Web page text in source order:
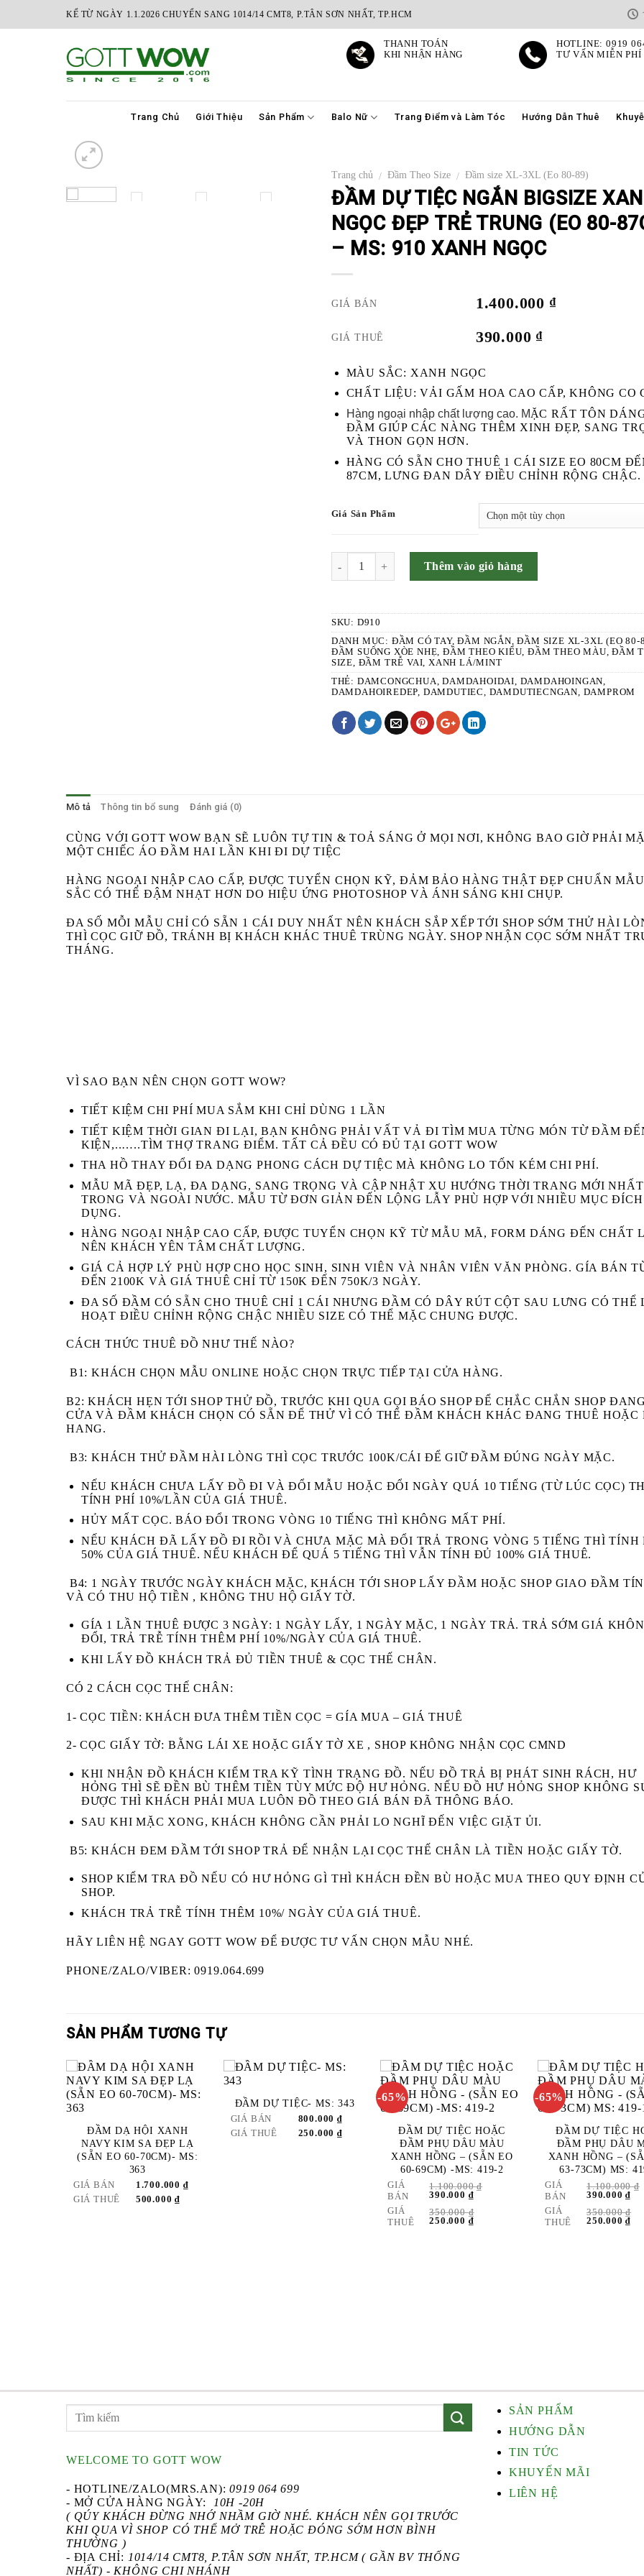
to
KỂ TỪ NGÀY 1.1.2026 CHUYỂN SANG 1014/14 CMT8, P.TÂN SƠN NHẤT, TP.HCM
THANH TOÁN
KHI NHẬN HÀNG
HOTLINE: 0919
TƯ VẤN MIỄN PHÍ
Trang Chủ Giới Thiệu Sản Phẩm Balo Nữ Trang Điểm và Làm Tóc Hướng Dẫn Thuê
Trang chủ / Đầm Theo Size / Đầm size XL-3XL (Eo 80-89)
ĐẦM DỰ TIỆC NGẮN BIGSIZE
NGỌC ĐẸP TRẺ TRUNG (EO 80-
– MS: 910 XANH NGỌC
GIÁ BÁN 1.400.000 ₫
GIÁ THUÊ 390.000₫
MÀU SẮC: XANH NGỌC
CHẤT LIỆU: VẢI GẤM HOA CAO CẤP, KHÔNG CO
Hàng ngoại nhập chất lượng cao. MẶC RẤT TÔN
ĐẦM GIÚP CÁC NÀNG THÊM XINH ĐẸP, SANG
VÀ THON GỌN HƠN.
HÀNG CÓ SẴN CHO THUÊ 1 CÁI SIZE EO 80CM
87CM, LƯNG ĐAN DÂY ĐIỀU CHỈNH RỘNG CHẬC.
Giá Sản Phẩm
Thêm vào giỏ hàng
SKU: D910
DANH MỤC: ĐẦM CÓ TAY,ĐẦM NGẮN,ĐẦM SIZE XL-3XL (EO 80-
ĐẦM SUÔNG XÒE NHẸ, ĐẦM THEO KIỂU, ĐẦM THEO MÀU,ĐẦM
SIZE, ĐẦM TRỄ VAI, XANH LÁ/MINT
THẺ: DAMCONGCHUA,DAMDAHOIDAI, DAMDAHOINGAN,
DAMDAHOIREDEP, DAMDUTIEC, DAMDUTIECNGAN, DAMPROM
Mô tả Thông tin bổ sung Đánh giá (0)
CÙNG VỚI GOTT WOW BẠN SẼ LUÔN TỰ TIN & TOẢ SÁNG Ở MỌI NƠI, KHÔNG BAO GIỜ PHẢI
MỘT CHIẾC ÁO ĐẦM HAI LẦN KHI ĐI DỰ TIỆC
HÀNG NGOẠI NHẬP CAO CẤP, ĐƯỢC TUYỂN CHỌN KỸ, ĐẢM BẢO HÀNG THẬT ĐẸP CHUẨN
SẮC CÓ THỂ ĐẬM NHẠT HƠN DO HIỆU ỨNG PHOTOSHOP VÀ ÁNH SÁNG KHI CHỤP.
ĐA SỐ MỖI MẪU CHỈ CÓ SẴN 1 CÁI DUY NHẤT NÊN KHÁCH SẮP XẾP TỚI SHOP SỚM THỬ HÀI
THÌ CỌC GIỮ ĐỒ, TRÁNH BỊ KHÁCH KHÁC THUÊ TRÙNG NGÀY. SHOP NHẬN CỌC SỚM NHẤT
THÁNG.
VÌ SAO BẠN NÊN CHỌN GOTT WOW?
TIẾT KIỆM CHI PHÍ MUA SẮM KHI CHỈ DÙNG 1 LẦN
TIẾT KIỆM THỜI GIAN ĐI LẠI, BẠN KHÔNG PHẢI VẤT VẢ ĐI TÌM MUA TỪNG MÓN TỪ ĐẦM
KIỆN,..…..TÌM THỢ TRANG ĐIỂM. TẤT CẢ ĐỀU CÓ ĐỦ TẠI GOTT WOW
THA HỒ THAY ĐỔI ĐA DẠNG PHONG CÁCH DỰ TIỆC MÀ KHÔNG LO TỐN KÉM CHI PHÍ.
MẪU MÃ ĐẸP, LẠ, ĐA DẠNG, SANG TRỌNG VÀ CẬP NHẬT XU HƯỚNG THỜI TRANG MỚI
TRONG VÀ NGOÀI NƯỚC. MẪU TỪ ĐƠN GIẢN ĐẾN LỘNG LẪY PHÙ HỢP VỚI NHIỀU MỤC ĐÍCH
DỤNG.
HÀNG NGOẠI NHẬP CAO CẤP, ĐƯỢC TUYỂN CHỌN KỸ TỪ MẪU MÃ, FORM DÁNG ĐẾN CHẤT
NÊN KHÁCH YÊN TÂM CHẤT LƯỢNG.
GIÁ CẢ HỢP LÝ PHÙ HỢP CHO HỌC SINH, SINH VIÊN VÀ NHÂN VIÊN VĂN PHÒNG. GÍA BÁN
ĐẾN 2100K VÀ GIÁ THUÊ CHỈ TỪ 150K ĐẾN 750K/3 NGÀY.
ĐA SỐ ĐẦM CÓ SẴN CHO THUÊ CHỈ 1 CÁI NHƯNG ĐẦM CÓ DÂY RÚT CỘT SAU LƯNG CÓ THỂ
HOẠT ĐIỀU CHỈNH RỘNG CHẬC NHIỀU SIZE CÓ THỂ MẶC CHUNG ĐƯỢC.
CÁCH THỨC THUÊ ĐỒ NHƯ THẾ NÀO?
B1: KHÁCH CHỌN MẪU ONLINE HOẶC CHỌN TRỰC TIẾP TẠI CỬA HÀNG.
B2: KHÁCH HẸN TỚI SHOP THỬ ĐỒ, TRƯỚC KHI QUA GỌI BÁO SHOP ĐỂ CHẮC CHẮN SHOP
CỬA VÀ ĐẦM KHÁCH CHỌN CÓ SẴN ĐỂ THỬ VÌ CÓ THỂ ĐẦM KHÁCH KHÁC ĐANG THUÊ HOẶC
HANG.
B3: KHÁCH THỬ ĐẦM HÀI LÒNG THÌ CỌC TRƯỚC 100K/CÁI ĐỂ GIỮ ĐẦM ĐÚNG NGÀY MẶC.
NẾU KHÁCH CHƯA LẤY ĐỒ ĐI VÀĐỔI MẪU HOẶC ĐỔI NGÀY QUÁ 10 TIẾNG (TỪ LÚC CỌC)
TÍNH PHÍ 10%/LẦN CỦA GIÁ THUÊ.
HỦY MẤT CỌC. BÁO ĐỔI TRONG VÒNG 10 TIẾNG THÌ KHÔNG MẤT PHÍ.
NẾU KHÁCH ĐÃLẤY ĐỒ ĐI RỒI VÀ CHƯA MẶC MÀ ĐỔI TRẢ TRONG VÒNG 5 TIẾNGTHÌ TÍNH
50% CỦA GIÁ THUÊ. NẾU KHÁCH ĐỂ QUÁ 5 TIẾNG THÌ VẪN TÍNH ĐỦ 100% GIÁ THUÊ.
B4: 1 NGÀY TRƯỚC NGÀY KHÁCH MẶC, KHÁCH TỚI SHOP LẤY ĐẦM HOẶC SHOP GIAO ĐẦM
VÀ CÓ THU HỘ TIỀN , KHÔNG THU HỘ GIẤY TỜ.
GÍA 1 LẦN THUÊ ĐƯỢC 3 NGÀY: 1 NGÀY LẤY, 1 NGÀY MẶC, 1 NGÀY TRẢ. TRẢ SỚM GIÁ
ĐỔI, TRẢ TRỄ TÍNH THÊM PHÍ 10%/NGÀY CỦA GIÁ THUÊ.
KHI LẤY ĐỒ KHÁCHTRẢ ĐỦ TIỀN THUÊ & CỌC THẾ CHÂN.
CÓ 2 CÁCH CỌC THẾ CHÂN:
1- CỌC TIỀN: KHÁCH ĐƯA THÊM TIỀN CỌC = GÍA MUA – GIÁ THUÊ
2- CỌC GIẤY TỜ: BẰNG LÁI XE HOẶC GIẤY TỜ XE , SHOP KHÔNG NHẬN CỌC CMND
KHI NHẬN ĐỒ KHÁCHKIỂM TRA KỸ TÌNH TRẠNG ĐỒ. NẾU ĐỒ TRẢ BỊPHÁT SINH RÁCH, HƯ
HỎNG THÌ SẼ ĐỀN BÙ THÊM TIỀN TÙY MỨC ĐỘ HƯ HỎNG. NẾU ĐỒ HƯ HỎNG SHOP KHÔNG
ĐƯỢC THÌ KHÁCH PHẢI MUA LUÔN ĐỒ THEO GIÁ BÁN ĐÃ THÔNG BÁO.
SAU KHI MẶC XONG, KHÁCH KHÔNG CẦN PHẢI LO NGHĨ ĐẾN VIỆC GIẶT ỦI.
B5: KHÁCH ĐEM ĐẦM TỚI SHOP TRẢ ĐỂ NHẬN LẠI CỌC THẾ CHÂN LÀ TIỀN HOẶC GIẤY TỜ.
SHOP KIỂM TRA ĐỒ NẾU CÓ HƯ HỎNG GÌ THÌ KHÁCH ĐỀN BÙ HOẶC MUA THEO QUY ĐỊNH
SHOP.
KHÁCH TRẢ TRỄ TÍNH THÊM 10%/ NGÀY CỦA GIÁ THUÊ.
HÃY LIÊN HỆ NGAY GOTT WOW ĐỂ ĐƯỢC TƯ VẤN CHỌN MẪU NHÉ.
PHONE/ZALO/VIBER: 0919.064.699
SẢN PHẨM TƯƠNG TỰ
TO
WISHLIST
ĐẦM DẠ HỘI XANH
NAVY KIM SA ĐẸP LẠ
(SẴN EO 60-70CM)- MS:
363
GIÁ BÁN 1.700.000 ₫
GIÁ THUÊ
500.000₫
ADD
TO
WISHLIST
ĐẦM DỰ TIỆC- MS: 343
GIÁ BÁN 800.000 ₫
GIÁ THUÊ
250.000 ₫
-65%
TO
WISHLIST
ĐẦM DỰ TIỆC HOẶC
ĐẦM PHỤ DÂU MÀU
XANH HỒNG – (SẴN EO
60-69CM) -MS: 419-2
GIÁ
BÁN
1.100.000₫
GIÁ
LÀ:
1.100.000 ₫.
390.000 ₫
TẠI
GIÁ
THUÊ
350.000₫
GIÁ
250.000 ₫
-65%
ĐẦM DỰ TIỆC
ĐẦM PHỤ DÂU
XANH HỒNG –
63-73CM) MS:
GIÁ
BÁN
1.100.000₫
GIÁ
LÀ:
1.100.000 ₫.
390.000₫
TẠI
GIÁ
THUÊ
350.000₫
GIÁ
250.000₫
WELCOME TO GOTT WOW
- HOTLINE/ZALO(MRS.AN): 0919 064 699
- MỞ CỬA HÀNG NGÀY:
10H -20H
( QÚY KHÁCH ĐỪNG NHỚ NHẦM GIỜ NHÉ. KHÁCH NÊN GỌI TRƯỚC
KHI QUA VÌ SHOP CÓ THỂ MỞ TRỄ HOẶC ĐÓNG SỚM HƠN BÌNH
THƯỜNG )
- ĐỊA CHỈ: 1014/14 CMT8, P.TÂN SƠN NHẤT, TP.HCM ( GẦN BV THỐNG
NHẤT) - KHÔNG CHI NHÁNH
SẢN PHẨM
HƯỚNG DẪN
TIN TỨC
KHUYẾN MÃI
LIÊN HỆ